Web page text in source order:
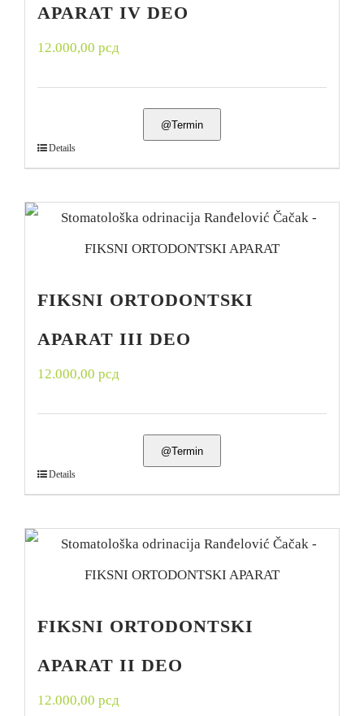
APARAT IV DEO
12.000,00 рсд
@Termin
Details
FIKSNI ORTODONTSKI
APARAT III DEO
12.000,00 рсд
@Termin
Details
FIKSNI ORTODONTSKI
APARAT II DEO
12.000,00 рсд